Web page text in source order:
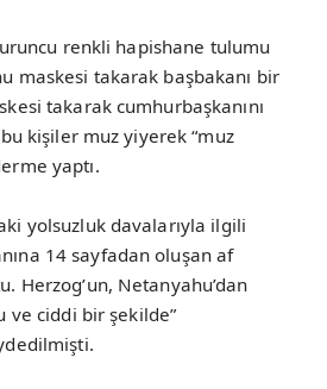
renkli hapishane tulumu
maskesi takarak başbakanı bir
takarak cumhurbaşkanını
kişiler muz yiyerek “muz
yaptı.
yolsuzluk davalarıyla ilgili
14 sayfadan oluşan af
Herzog’un, Netanyahu’dan
ve ciddi bir şekilde”